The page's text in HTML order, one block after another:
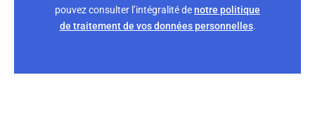
pouvez consulter l’intégralité denotre politique
de traitement de vos données personnelles.